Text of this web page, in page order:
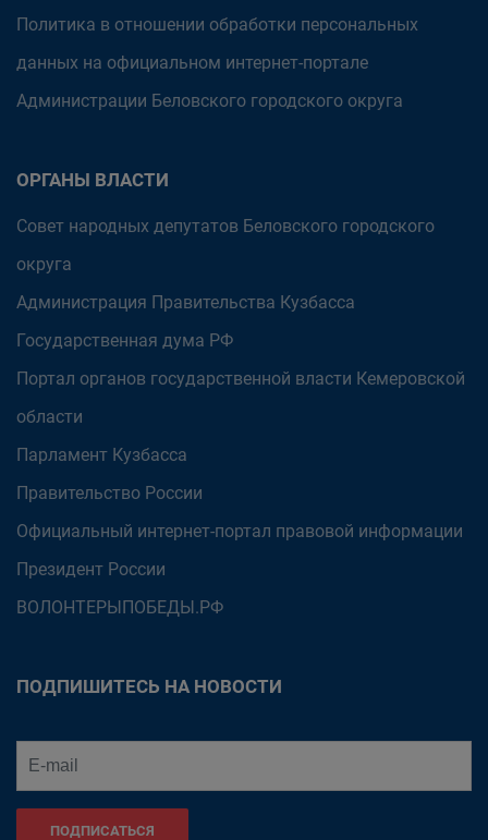
Политика в отношении обработки персональных
данных на официальном интернет-портале
Администрации Беловского городского округа
ОРГАНЫ ВЛАСТИ
Совет народных депутатов Беловского городского
округа
Администрация Правительства Кузбасса
Государственная дума РФ
Портал органов государственной власти Кемеровской
области
Парламент Кузбасса
Правительство России
Официальный интернет-портал правовой информации
Президент России
ВОЛОНТЕРЫПОБЕДЫ.РФ
ПОДПИШИТЕСЬ НА НОВОСТИ
ПОДПИСАТЬСЯ